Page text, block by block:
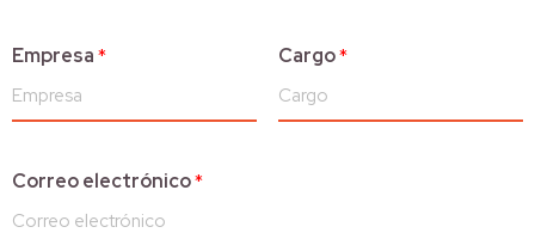
Empresa* Cargo*
Correo electrónico*